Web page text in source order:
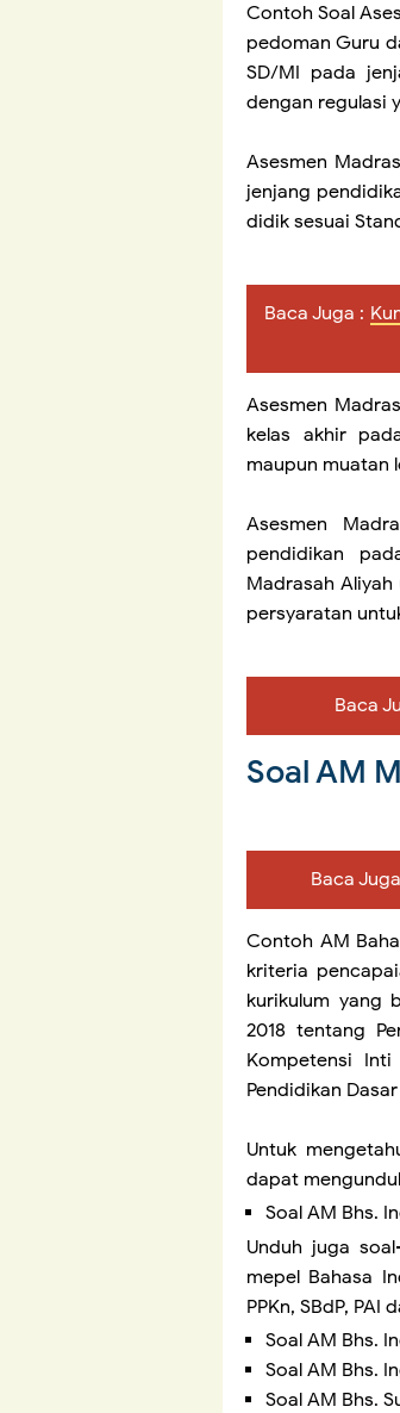
Contoh Soal
pedoman Guru
SD/MI pada
dengan regulasi
Asesmen
jenjang
didik sesuai
Baca Juga :
Asesmen
kelas akhir
maupun muatan
Asesmen
pendidikan
Madrasah
persyaratan
Baca
Soal AM
Baca
Contoh AM
kriteria
kurikulum yang
2018 tentang
Kompetensi
Pendidikan
Untuk
dapat
Soal AM Bhs.
Unduh juga
mepel Bahasa
PPKn, SBdP,
Soal AM Bhs.
Soal AM Bhs.
Soal AM Bhs.